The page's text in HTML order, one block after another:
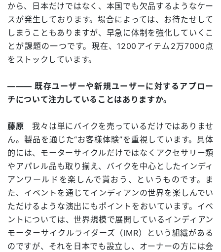
から、日本だけではなく、本国でも欠品するようなケー
スが発生しております。場合によっては、お待たせして
しまうこともありますが、早急に体制を強化していくこ
とが課題の一つです。現在、1200アイテム2万7000点
をストックしています。
――― 既存ユーザーや新規ユーザーに対するアプロー
チについて注力していることはありますか。
藤原 我々は単にバイクを売っているだけではありませ
ん。製品を通じた“お客様体験”を重視しています。具体
的には、モーターサイクルだけではなくアクセサリー類
やアパレル品も取り揃え、バイクを中心としたインディ
アンワールドを楽しんで貰おう、というものです。ま
た、イベントを通じてインディアンの世界を楽しんでい
ただけるような演出にもポイントをおいています。イベ
ントについては、世界規模で展開しているインディアン
モーターサイクルライダーズ（IMR）という組織がある
のですが、それを日本でも設立し、オーナーの方には会